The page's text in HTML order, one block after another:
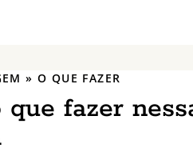
»O QUE FAZER
que fazer